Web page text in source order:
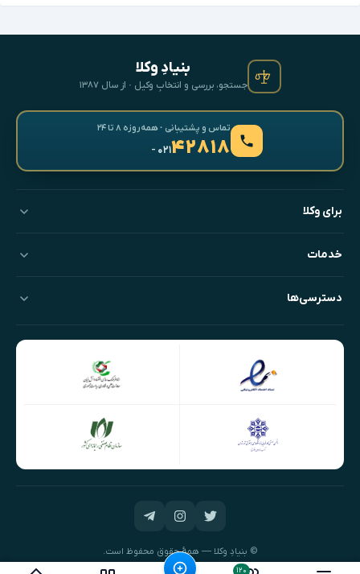
۱۲۰
بنیادِ وکلا
جستجو، بررسی و انتخابِ وکیل · از سال ۱۳۸۷
تماس و پشتیبانی · همه‌روزه ۸ تا ۲۴
۴۲۸۱۸- ۰۲۱
برای وکلا
خدمات
دسترسی‌ها
© بنیادِ وکلا — همهٔ حقوق محفوظ است.
طراحی و توسعه:نیک‌داده‌پرداز